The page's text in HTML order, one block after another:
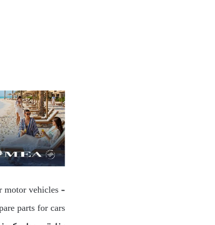
motor vehicles –
parts for cars